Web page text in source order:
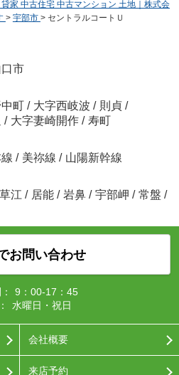
家 中古住宅 中古マンション 土地｜株式会
> 宇部市 > セントラルコートＵ
市
町 / 大字西岐波 / 則貞 /
/ 大字妻崎開作 / 寿町
/ 美祢線 / 山陽新幹線
草江 / 居能 / 岩鼻 / 宇部岬 / 常盤 /
お問い合わせ
9：00-17：45
水曜日・祝日
会社概要
来店予約